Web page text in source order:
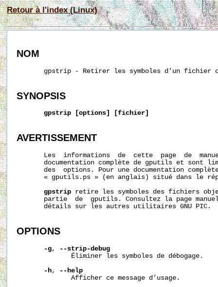
Retour à l'index (Linux)
NOM
gpstrip - Retirer les symboles d’un fichier
SYNOPSIS
gpstrip [options] [fichier]
AVERTISSEMENT
Les  informations  de  cette  page  de
documentation complète de gputils et sont
des  options. Pour une documentation
« gputils.ps » (en anglais) situé dans le
gpstrip retire les symboles des fichiers
partie  de  gputils. Consultez la page
       détails sur les autres utilitaires GNU PIC.
OPTIONS
-g,
--strip-debug
              Éliminer les symboles de débogage.
-h,
--help
              Afficher ce message d’usage.